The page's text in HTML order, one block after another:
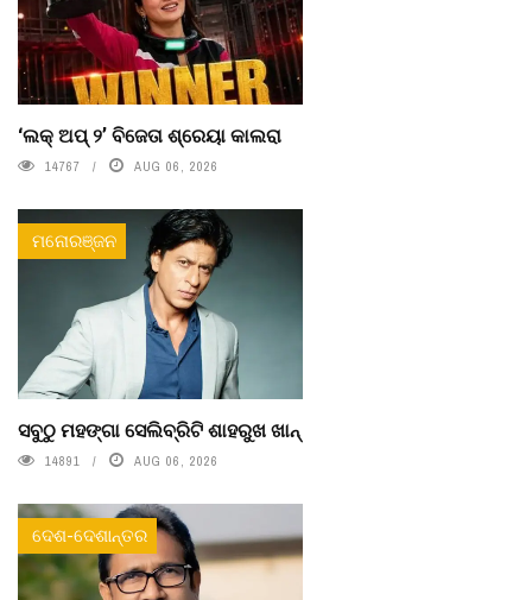
‘ଲକ୍ ଅପ୍ ୨’ ବିଜେତା ଶ୍ରେୟା କାଲରା
14767 AUG 06, 2026
ମନୋରଞ୍ଜନ
ସବୁଠୁ ମହଙ୍ଗା ସେଲିବ୍ରିଟି ଶାହରୁଖ ଖାନ୍
14891 AUG 06, 2026
ଦେଶ-ଦେଶାନ୍ତର